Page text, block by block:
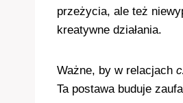
przeżycia, ale też
kreatywne działania.
Ważne, by w relacjach
Ta postawa buduje